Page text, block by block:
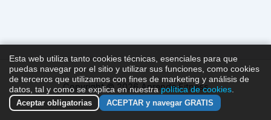
Copyright © 2026 Aprende Fitness
Esta web utiliza tanto cookies técnicas, esenciales para que
puedas navegar por el sitio y utilizar sus funciones, como cookies
de terceros que utilizamos con fines de marketing y análisis de
datos, tal y como se explica en nuestrapolítica de cookies
Aceptar obligatorias ACEPTAR y navegar GRATIS